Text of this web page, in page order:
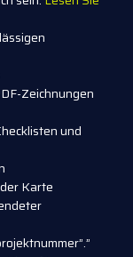
Zeichnungen
und
Karte